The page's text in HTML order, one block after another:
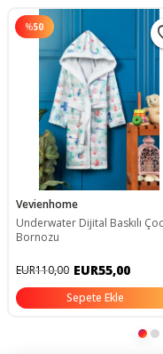
%50
Vevienhome
Underwater Dijital Baskılı
Bornozu
EUR110,00 EUR55,00
Sepete Ekle